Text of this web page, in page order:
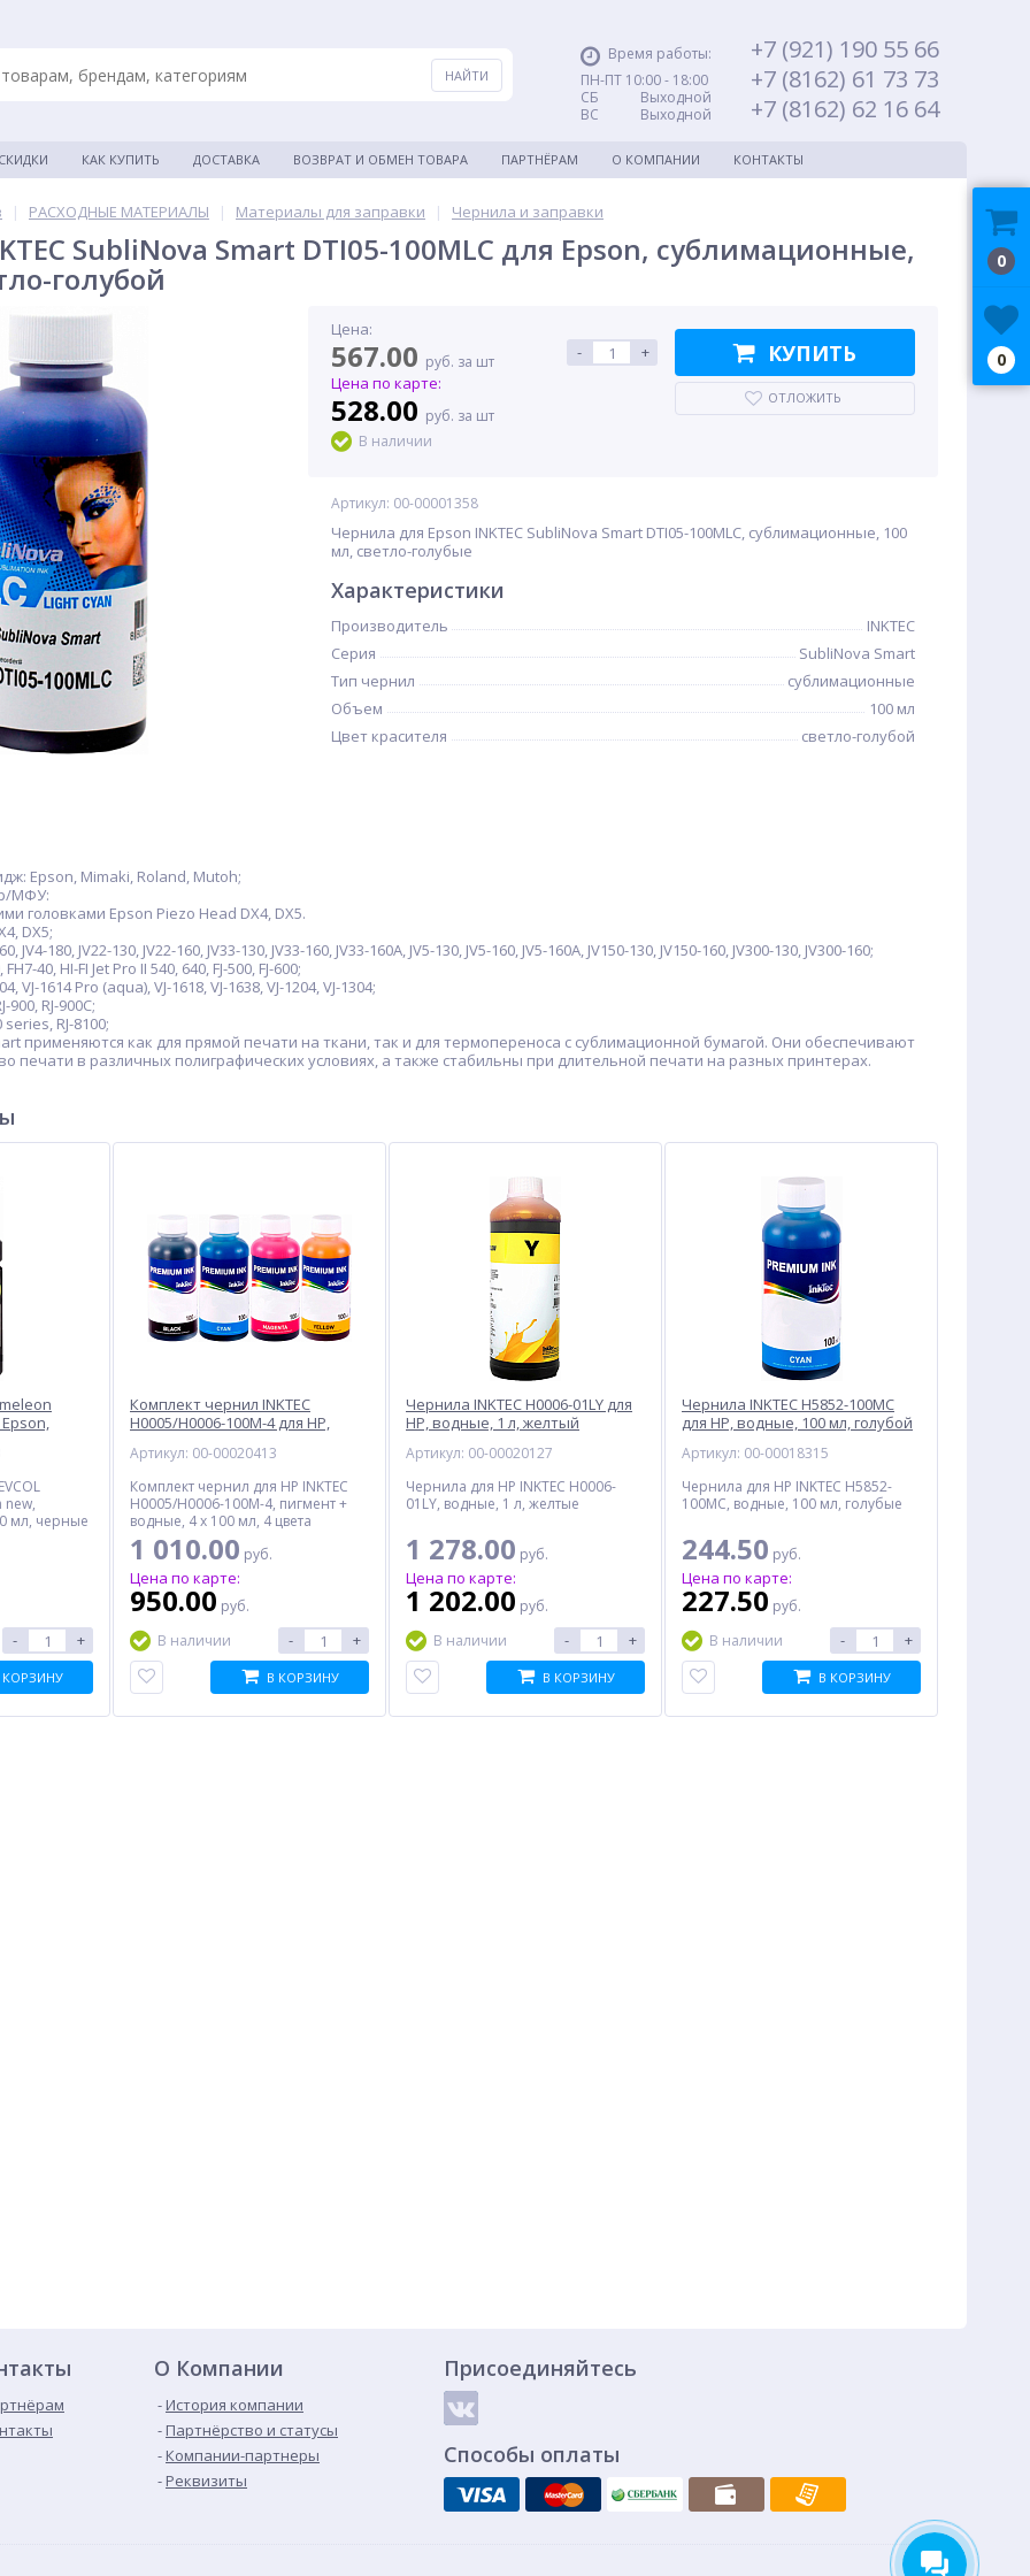
Время работы:
ПН-ПТ 10:00 - 18:00
СБ Выходной
ВС Выходной
+7 (921) 190 55 66
+7 (8162) 61 73 73
+7 (8162) 62 16 64
КАК КУПИТЬ ДОСТАВКА ВОЗВРАТ И ОБМЕН ТОВАРА ПАРТНЁРАМ О КОМПАНИИ КОНТАКТЫ
| РАСХОДНЫЕ МАТЕРИАЛЫ | Материалы для заправки | Чернила и заправки
SubliNova Smart DTI05-100MLC для Epson, сублимационные,
голубой
Цена:
567.00 руб. за шт
Цена по карте:
528.00 руб. за шт
В наличии
- + КУПИТЬ
ОТЛОЖИТЬ
Артикул: 00-00001358
Чернила для Epson INKTEC SubliNova Smart DTI05-100MLC, сублимационные, 100
мл, светло-голубые
Характеристики
Производитель
INKTEC
Серия
SubliNova Smart
Тип чернил
сублимационные
Объем
100 мл
Цвет красителя
светло-голубой
Epson, Mimaki, Roland, Mutoh;
МФУ:
головками Epson Piezo Head DX4, DX5.
DX5;
JV4-180, JV22-130, JV22-160, JV33-130, JV33-160, JV33-160A, JV5-130, JV5-160, JV5-160A, JV150-130, JV150-160, JV300-130, JV300-160;
40, HI-FI Jet Pro II 540, 640, FJ-500, FJ-600;
VJ-1614 Pro (aqua), VJ-1618, VJ-1638, VJ-1204, VJ-1304;
RJ-900C;
RJ-8100;
применяются как для прямой печати на ткани, так и для термопереноса с сублимационной бумагой. Они обеспечивают
печати в различных полиграфических условиях, а также стабильны при длительной печати на разных принтерах.
new,
мл, черные
- +
КОРЗИНУ
Комплект чернил INKTEC
H0005/H0006-100M-4 для HP,
цвета
Артикул: 00-00020413
Комплект чернил для HP INKTEC
H0005/H0006-100M-4, пигмент +
водные, 4 x 100 мл, 4 цвета
1 010.00 руб.
Цена по карте:
950.00 руб.
В наличии
- +
В КОРЗИНУ
Чернила INKTEC H0006-01LY для
HP, водные, 1 л, желтый
Артикул: 00-00020127
Чернила для HP INKTEC H0006-
01LY, водные, 1 л, желтые
1 278.00 руб.
Цена по карте:
1 202.00 руб.
В наличии
- +
В КОРЗИНУ
Чернила INKTEC H5852-100MC
для HP, водные, 100 мл, голубой
Артикул: 00-00018315
Чернила для HP INKTEC H5852-
100MC, водные, 100 мл, голубые
244.50 руб.
Цена по карте:
227.50 руб.
В наличии
- +
В КОРЗИНУ
О Компании
История компании
Партнёрство и статусы
Компании-партнеры
Реквизиты
Присоединяйтесь
Способы оплаты
0
0